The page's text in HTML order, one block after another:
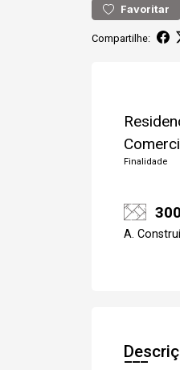
Favoritar
Compartilhe:
Finalidade
A.